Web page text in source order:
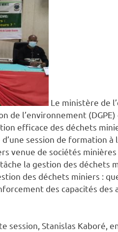
Le ministère de
de l’environnement
efficace des déchets
session de formation à
venue de sociétés
la gestion des
des déchets miniers :
des capacités
session, Stanislas Kaboré,